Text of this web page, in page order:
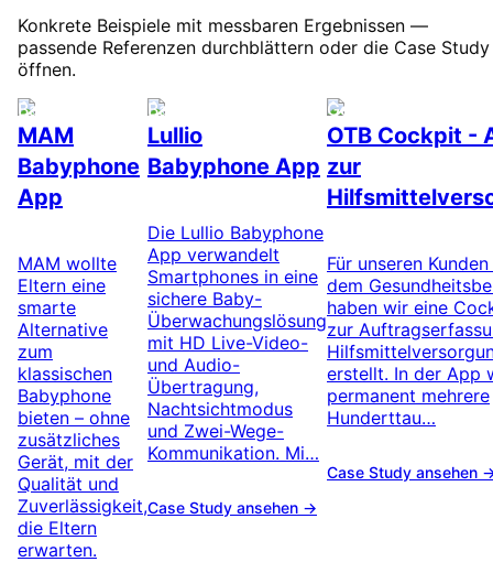
Konkrete Beispiele mit messbaren Ergebnissen —
passende Referenzen durchblättern oder die Case Study
öffnen.
Babyphone
MAM
Babyphone
App
MAM wollte
Eltern eine
smarte
Alternative
zum
klassischen
Babyphone
bieten – ohne
zusätzliches
Gerät, mit der
Qualität und
Zuverlässigkeit,
die Eltern
erwarten.
Babyphone
Lullio
Babyphone App
Die Lullio Babyphone
App verwandelt
Smartphones in eine
sichere Baby-
Überwachungslösung
mit HD Live-Video-
und Audio-
Übertragung,
Nachtsichtmodus
und Zwei-Wege-
Kommunikation. Mi…
Case Study ansehen →
Gesundheit
OTB Cockpit -
zur
Für unseren
dem
haben wir eine
zur
erstellt. In der App
permanent mehrere
Hunderttau…
Case Study ansehen